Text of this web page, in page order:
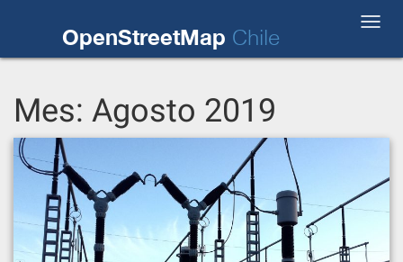
OpenStreetMap Chile
Mes: Agosto 2019